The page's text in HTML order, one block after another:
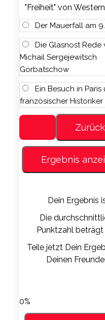
"Freiheit" von
Der Mauerfall am
Die Glasnost Rede
Michail Sergejewitsch
Gorbatschow
Ein Besuch in Paris
französischer Historiker
Dein Ergebnis
Die
Punktzahl beträgt
Teile jetzt Dein
Deinen
0%